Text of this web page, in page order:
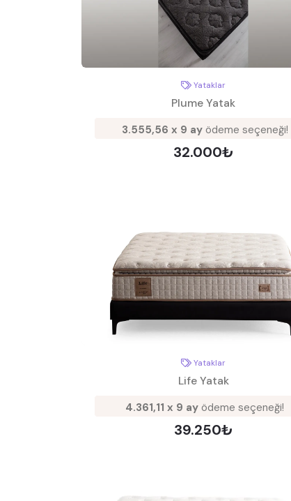
Yataklar
Plume Yatak
3.555,56 x 9 ayödeme seçeneği!
32.000₺
Yataklar
Life Yatak
4.361,11 x 9 ay ödeme seçeneği!
39.250₺